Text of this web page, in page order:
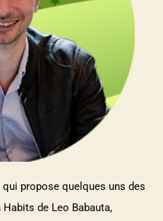
propose quelques uns des
de Leo Babauta,